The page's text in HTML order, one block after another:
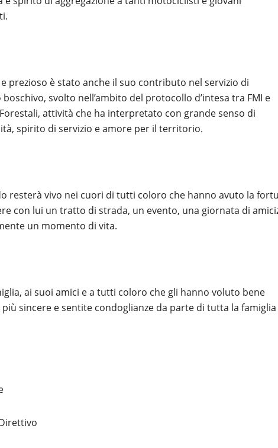
prezioso è stato anche il suo contributo nel servizio di
svolto nell’ambito del protocollo d’intesa tra FMI e
attività che ha interpretato con grande senso di
spirito di servizio e amore per il territorio.
resterà vivo nei cuori di tutti coloro che hanno avuto la
con lui un tratto di strada, un evento, una giornata di
un momento di vita.
ai suoi amici e a tutti coloro che gli hanno voluto bene
sincere e sentite condoglianze da parte di tutta la famiglia